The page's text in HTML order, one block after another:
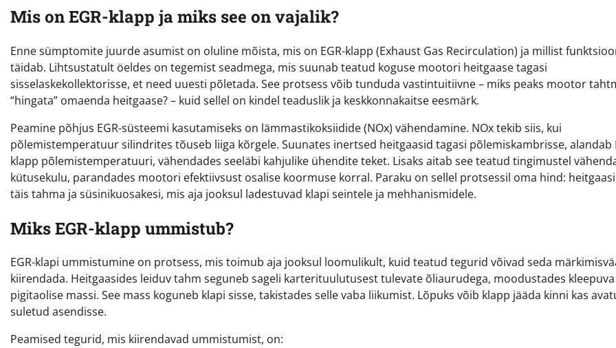
Mis on EGR-klapp ja miks see on vajalik?
Enne sümptomite juurde asumist on oluline mõista, mis on EGR-klapp (Exhaust Gas Recirculation) ja millist
täidab. Lihtsustatult öeldes on tegemist seadmega, mis suunab teatud koguse mootori heitgaase tagasi
sisselaskekollektorisse, et need uuesti põletada. See protsess võib tunduda vastintuitiivne – miks peaks mootor
“hingata” omaenda heitgaase? – kuid sellel on kindel teaduslik ja keskkonnakaitse eesmärk.
Peamine põhjus EGR-süsteemi kasutamiseks on lämmastikoksiidide (NOx) vähendamine. NOx tekib siis, kui
põlemistemperatuur silindrites tõuseb liiga kõrgele. Suunates inertsed heitgaasid tagasi põlemiskambrisse, alandab
klapp põlemistemperatuuri, vähendades seeläbi kahjulike ühendite teket. Lisaks aitab see teatud tingimustel
kütusekulu, parandades mootori efektiivsust osalise koormuse korral. Paraku on sellel protsessil oma hind:
täis tahma ja süsinikuosakesi, mis aja jooksul ladestuvad klapi seintele ja mehhanismidele.
Miks EGR-klapp ummistub?
EGR-klapi ummistumine on protsess, mis toimub aja jooksul loomulikult, kuid teatud tegurid võivad seda
kiirendada. Heitgaasides leiduv tahm seguneb sageli karterituulutusest tulevate õliaurudega, moodustades kleepuva
pigitaolise massi. See mass koguneb klapi sisse, takistades selle vaba liikumist. Lõpuks võib klapp jääda kinni kas
suletud asendisse.
Peamised tegurid, mis kiirendavad ummistumist, on: